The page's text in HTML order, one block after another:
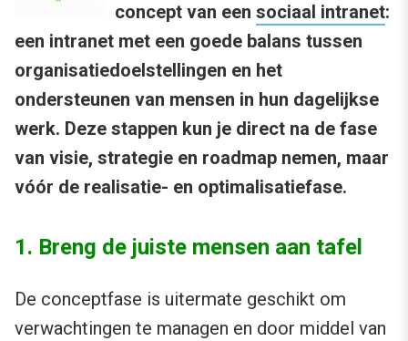
concept van een sociaal intranet:
een intranet met een goede balans tussen
organisatiedoelstellingen en het
ondersteunen van mensen in hun dagelijkse
werk. Deze stappen kun je direct na de fase
van visie, strategie en roadmap nemen, maar
vóór de realisatie- en optimalisatiefase.
1. Breng de juiste mensen aan tafel
De conceptfase is uitermate geschikt om
verwachtingen te managen en door middel van